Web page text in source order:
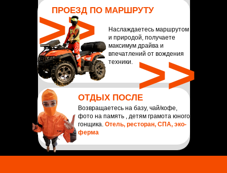
ПРОЕЗД ПО МАРШРУТУ
Наслаждаетесь маршрутом
и природой, получаете
максимум драйва и
впечатлений от вождения
техники.
>>
ОТДЫХ ПОСЛЕ
Возвращаетесь на базу, чай/кофе,
фото на память , детям грамота юного
гонщика. Отель, ресторан, СПА, эко-
ферма
>>